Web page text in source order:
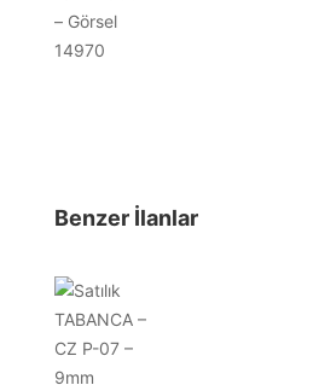
Benzer İlanlar